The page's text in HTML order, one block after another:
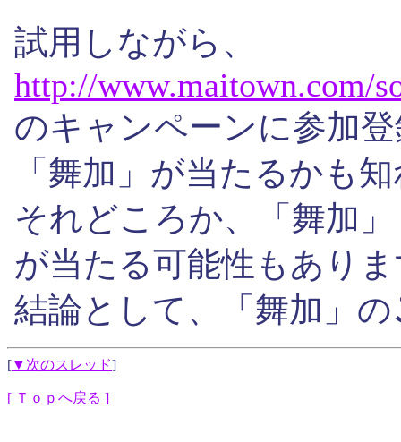
試用しながら、
http://www.maitown.com/
のキャンペーンに参加
「舞加」が当たるかも
それどころか、「舞加
が当たる可能性もあり
結論として、「舞加」の
[▼次のスレッド]
[ Ｔｏｐへ戻る ]